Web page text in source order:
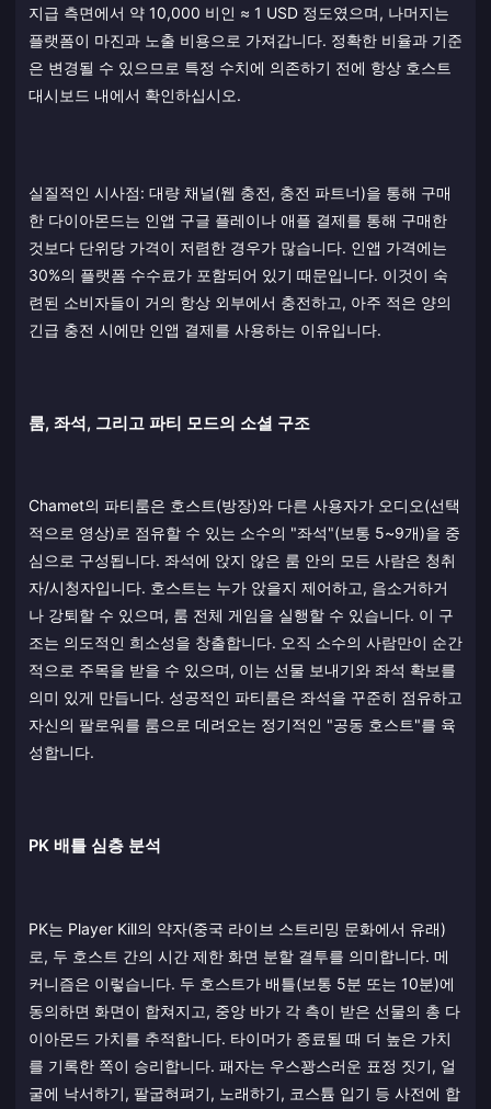
지급 측면에서 약 10,000 비인 ≈ 1 USD 정도였으며, 나머지는
플랫폼이 마진과 노출 비용으로 가져갑니다. 정확한 비율과 기준
은 변경될 수 있으므로 특정 수치에 의존하기 전에 항상 호스트
대시보드 내에서 확인하십시오.
실질적인 시사점: 대량 채널(웹 충전, 충전 파트너)을 통해 구매
한 다이아몬드는 인앱 구글 플레이나 애플 결제를 통해 구매한
것보다 단위당 가격이 저렴한 경우가 많습니다. 인앱 가격에는
30%의 플랫폼 수수료가 포함되어 있기 때문입니다. 이것이 숙
련된 소비자들이 거의 항상 외부에서 충전하고, 아주 적은 양의
긴급 충전 시에만 인앱 결제를 사용하는 이유입니다.
룸, 좌석, 그리고 파티 모드의 소셜 구조
Chamet의 파티룸은 호스트(방장)와 다른 사용자가 오디오(선택
적으로 영상)로 점유할 수 있는 소수의 "좌석"(보통 5~9개)을 중
심으로 구성됩니다. 좌석에 앉지 않은 룸 안의 모든 사람은 청취
자/시청자입니다. 호스트는 누가 앉을지 제어하고, 음소거하거
나 강퇴할 수 있으며, 룸 전체 게임을 실행할 수 있습니다. 이 구
조는 의도적인 희소성을 창출합니다. 오직 소수의 사람만이 순간
적으로 주목을 받을 수 있으며, 이는 선물 보내기와 좌석 확보를
의미 있게 만듭니다. 성공적인 파티룸은 좌석을 꾸준히 점유하고
자신의 팔로워를 룸으로 데려오는 정기적인 "공동 호스트"를 육
성합니다.
PK 배틀 심층 분석
PK는 Player Kill의 약자(중국 라이브 스트리밍 문화에서 유래)
로, 두 호스트 간의 시간 제한 화면 분할 결투를 의미합니다. 메
커니즘은 이렇습니다. 두 호스트가 배틀(보통 5분 또는 10분)에
동의하면 화면이 합쳐지고, 중앙 바가 각 측이 받은 선물의 총 다
이아몬드 가치를 추적합니다. 타이머가 종료될 때 더 높은 가치
를 기록한 쪽이 승리합니다. 패자는 우스꽝스러운 표정 짓기, 얼
굴에 낙서하기, 팔굽혀펴기, 노래하기, 코스튬 입기 등 사전에 합